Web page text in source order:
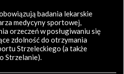
badania lekarskie
medycyny sportowej,
orzeczeń w posługiwaniu się
zdolność do otrzymania
Strzeleckiego (a także
Strzelanie).